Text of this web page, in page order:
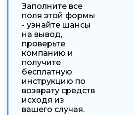
Заполните все
поля этой формы
- узнайте шансы
на вывод,
проверьте
компанию и
получите
бесплатную
инструкцию по
возврату средств
исходя из
вашего случая.